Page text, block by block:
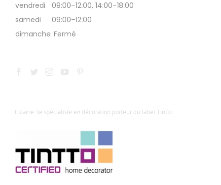
vendredi
09:00–12:00, 14:00–18:00
samedi
09:00–12:00
dimanche Fermé
Fizaine: le spécialiste en décoration porteur du label Tintto